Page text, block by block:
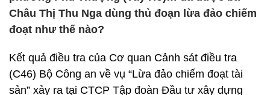
Châu Thị Thu Nga dùng thủ đoạn lừa đảo chiếm
đoạt như thế nào?
Kết quả điều tra của Cơ quan Cảnh sát điều tra
(C46) Bộ Công an về vụ “Lừa đảo chiếm đoạt tài
sản” xảy ra tại CTCP Tập đoàn Đầu tư xây dựng